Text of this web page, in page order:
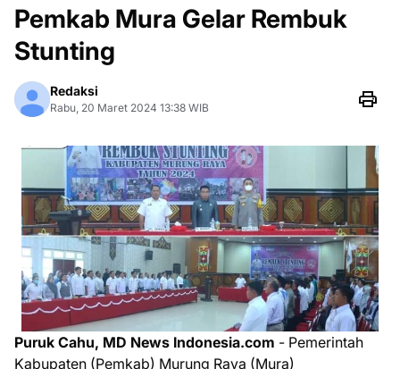
Pemkab Mura Gelar Rembuk
Stunting
Redaksi
Rabu, 20 Maret 2024 13:38 WIB
Puruk Cahu, MD News Indonesia.com - Pemerintah
Kabupaten (Pemkab) Murung Raya (Mura)